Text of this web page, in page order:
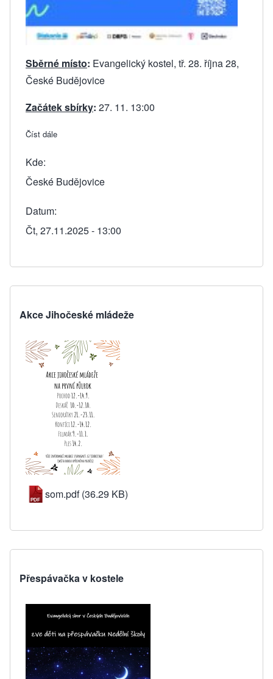
Sběrné místo: Evangelický kostel, tř. 28. října 28,
České Budějovice
Začátek sbírky: 27. 11. 13:00
Číst dále
Kde
České Budějovice
Datum
Čt, 27.11.2025 - 13:00
Akce Jihočeské mládeže
som.pdf (36.29 KB)
Přespávačka v kostele